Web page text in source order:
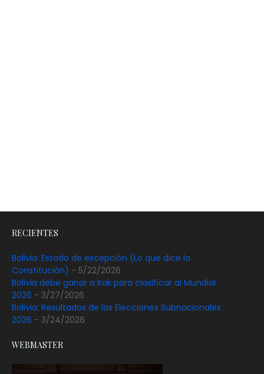
RECIENTES
Bolivia: Estado de excepción (Lo que dice la
Constitución) - 5/22/2026
Bolivia debe ganar a Irak para clasificar al Mundial
2026 - 3/27/2026
Bolivia: Resultados de las Elecciones Subnacionales
2026 - 3/24/2026
WEBMASTER